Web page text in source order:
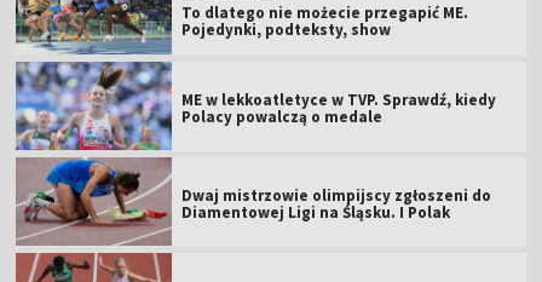
To dlatego nie możecie przegapić ME.
Pojedynki, podteksty, show
ME w lekkoatletyce w TVP. Sprawdź, kiedy
Polacy powalczą o medale
Dwaj mistrzowie olimpijscy zgłoszeni do
Diamentowej Ligi na Śląsku. I Polak